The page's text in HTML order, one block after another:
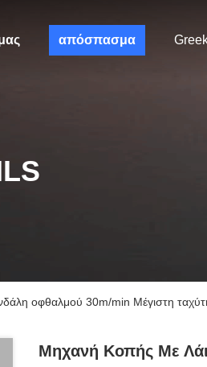
απόσπασμα
οφθαλμού 30m/min Μέγιστη
Μηχανή Κοπής Με